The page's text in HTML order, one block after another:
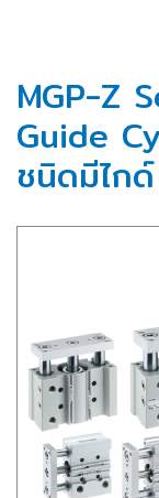
MGP-Z
Guide
ชนิดมีไก